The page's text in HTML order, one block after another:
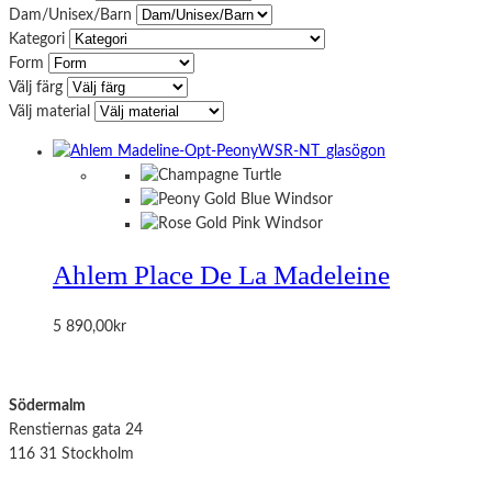
Dam/Unisex/Barn
Kategori
Form
Välj färg
Välj material
Ahlem Place De La Madeleine
5 890,00kr
Södermalm
Renstiernas gata 24
116 31 Stockholm